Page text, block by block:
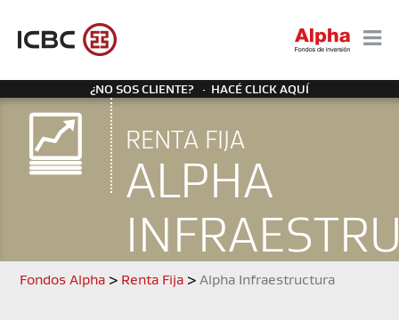
¿NO SOS CLIENTE? · HACÉ CLICK AQUÍ
RENTA FIJA
ALPHA
Fondos Alpha > Renta Fija > Alpha Infraestructura